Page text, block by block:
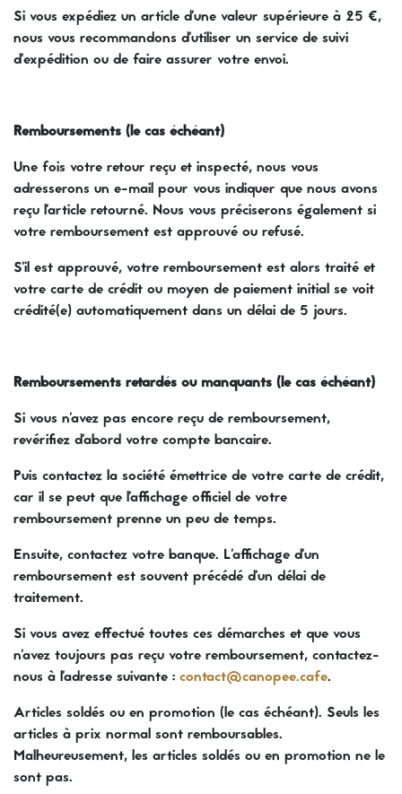
Si vous expédiez un article d'une valeur supérieure à 25 €,
nous vous recommandons d'utiliser un service de suivi
d'expédition ou de faire assurer votre envoi.
Remboursements (le cas échéant)
Une fois votre retour reçu et inspecté, nous vous
adresserons un e-mail pour vous indiquer que nous avons
reçu l'article retourné. Nous vous préciserons également si
votre remboursement est approuvé ou refusé.
S'il est approuvé, votre remboursement est alors traité et
votre carte de crédit ou moyen de paiement initial se voit
crédité(e) automatiquement dans un délai de 5 jours.
Remboursements retardés ou manquants (le cas échéant)
Si vous n'avez pas encore reçu de remboursement,
revérifiez d'abord votre compte bancaire.
Puis contactez la société émettrice de votre carte de crédit,
car il se peut que l'affichage officiel de votre
remboursement prenne un peu de temps.
Ensuite, contactez votre banque. L'affichage d'un
remboursement est souvent précédé d'un délai de
traitement.
Si vous avez effectué toutes ces démarches et que vous
n'avez toujours pas reçu votre remboursement, contactez-
nous à l'adresse suivante : contact@canopee.cafe.
Articles soldés ou en promotion (le cas échéant). Seuls les
articles à prix normal sont remboursables.
Malheureusement, les articles soldés ou en promotion ne le
sont pas.